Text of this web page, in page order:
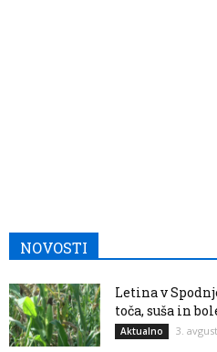
NOVOSTI
Letina v
toča, suša in
Aktualno 3.